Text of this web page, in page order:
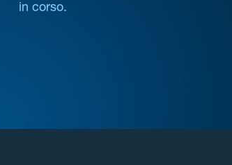
in corso.